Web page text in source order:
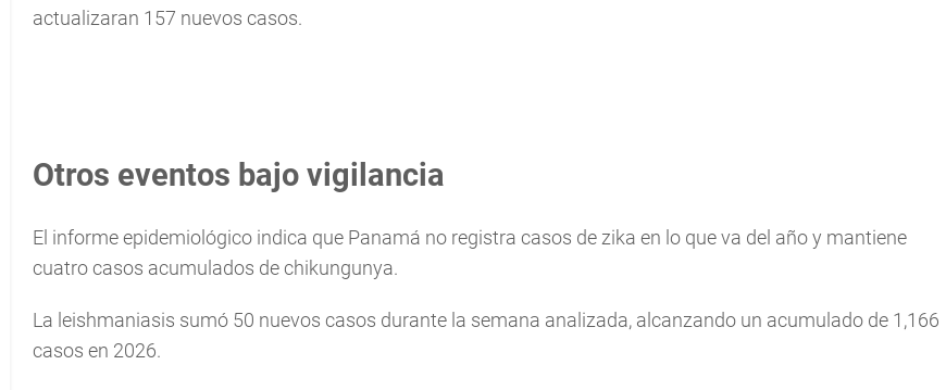
actualizaran 157 nuevos casos.
Otros eventos bajo vigilancia
El informe epidemiológico indica que Panamá no registra casos de zika en lo que va del año y mantiene
cuatro casos acumulados de chikungunya.
La leishmaniasis sumó 50 nuevos casos durante la semana analizada, alcanzando un acumulado de 1,166
casos en 2026.